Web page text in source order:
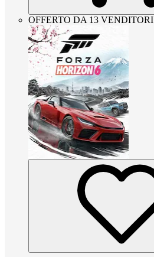
OFFERTO DA 13 VENDITORI